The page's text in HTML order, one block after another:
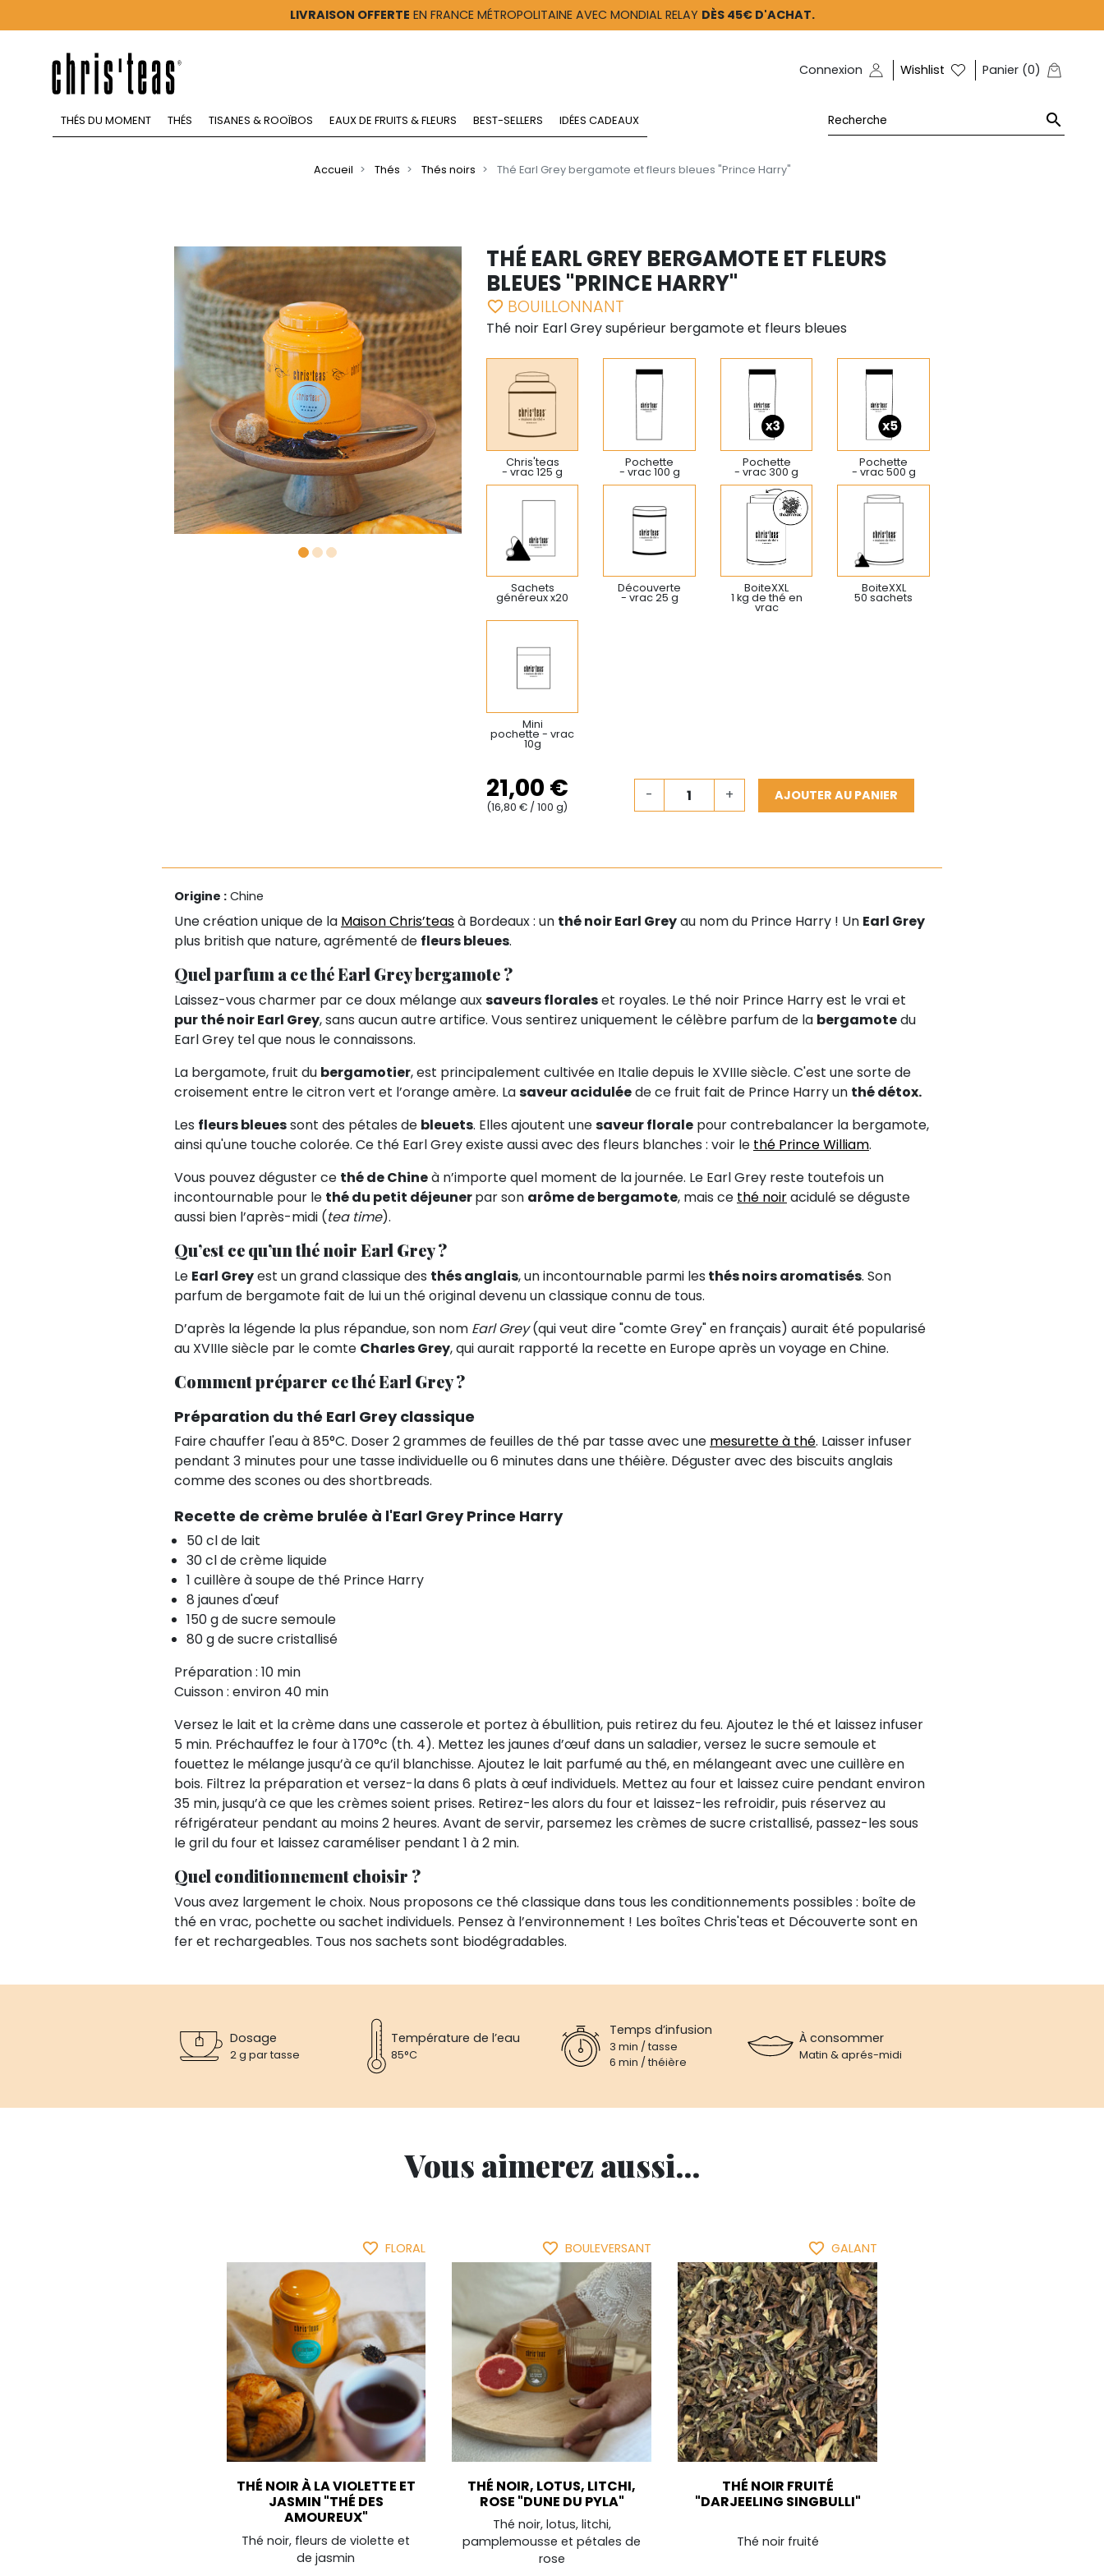
LIVRAISON OFFERTE EN FRANCE MÉTROPOLITAINE AVEC MONDIAL RELAY DÈS 45€ D'ACHAT.
Connexion Wishlist Panier (0)
THÉS DU MOMENT THÉS TISANES & ROOÏBOS EAUX DE FRUITS & FLEURS BEST-SELLERS IDÉES CADEAUX 
Accueil Thés Thés noirs Thé Earl Grey bergamote et fleurs bleues "Prince Harry"
THÉ EARL GREY BERGAMOTE ET FLEURS
BLEUES "PRINCE HARRY"
favorite_border BOUILLONNANT
Thé noir Earl Grey supérieur bergamote et fleurs bleues
Chris'teas
- vrac 125 g
Pochette
- vrac 100 g
Pochette
- vrac 300 g
Pochette
- vrac 500 g
Sachets
généreux x20
Découverte
- vrac 25 g
BoiteXXL
1 kg de thé en
vrac
BoiteXXL
50 sachets
Mini
pochette - vrac
10g
21,00 €
(16,80 € / 100 g)
- + AJOUTER AU PANIER
Origine : Chine
Une création unique de la Maison Chris’teasà Bordeaux : un thé noir Earl Greyau nom du Prince Harry ! Un Earl Grey
plus british que nature, agrémenté de fleurs bleues.
Quel parfum a ce thé Earl Grey bergamote ?
Laissez-vous charmer par ce doux mélange auxsaveurs floraleset royales. Le thé noir Prince Harry est le vrai et
pur thé noir Earl Grey, sans aucun autre artifice. Vous sentirez uniquement le célèbre parfum de la bergamotedu
Earl Grey tel que nous le connaissons.
La bergamote, fruit du bergamotier, est principalement cultivée en Italie depuis le XVIIIe siècle. C'est une sorte de
croisement entre le citron vert et l’orange amère. Lasaveur aciduléede ce fruit fait de Prince Harry un thé détox.
Les fleurs bleuessont des pétales de bleuets. Elles ajoutent unesaveur florale pour contrebalancer la bergamote,
ainsi qu'une touche colorée. Ce thé Earl Grey existe aussi avec des fleurs blanches : voir le thé Prince William.
Vous pouvez déguster ce thé de Chineà n’importe quel moment de la journée. Le Earl Grey reste toutefois un
incontournable pour le thé du petit déjeunerpar son arôme de bergamote, mais ce thé noiracidulé se déguste
aussi bien l’après-midi (tea time).
Qu’est ce qu’un thé noir Earl Grey ?
Le Earl Greyest un grand classique des thés anglais, un incontournable parmi les thés noirs aromatisés. Son
parfum de bergamote fait de lui un thé original devenu un classique connu de tous.
D’après la légende la plus répandue, son nom Earl Grey(qui veut dire "comte Grey" en français) aurait été popularisé
au XVIIIe siècle par le comte Charles Grey, qui aurait rapporté la recette en Europe après un voyage en Chine.
Comment préparer ce thé Earl Grey ?
Préparation du thé Earl Grey classique
Faire chauffer l'eau à 85°C. Doser 2 grammes de feuilles de thé par tasse avec une mesurette à thé. Laisser infuser
pendant 3 minutes pour une tasse individuelle ou 6 minutes dans une théière. Déguster avec des biscuits anglais
comme des scones ou des shortbreads.
Recette de crème brulée à l'Earl Grey Prince Harry
50 cl de lait
30 cl de crème liquide
1 cuillère à soupe de thé Prince Harry
8 jaunes d'œuf
150 g de sucre semoule
80 g de sucre cristallisé
Préparation : 10 min
Cuisson : environ 40 min
Versez le lait et la crème dans une casserole et portez à ébullition, puis retirez du feu. Ajoutez le thé et laissez infuser
5 min. Préchauffez le four à 170°c (th. 4). Mettez les jaunes d’œuf dans un saladier, versez le sucre semoule et
fouettez le mélange jusqu’à ce qu’il blanchisse. Ajoutez le lait parfumé au thé, en mélangeant avec une cuillère en
bois. Filtrez la préparation et versez-la dans 6 plats à œuf individuels. Mettez au four et laissez cuire pendant environ
35 min, jusqu’à ce que les crèmes soient prises. Retirez-les alors du four et laissez-les refroidir, puis réservez au
réfrigérateur pendant au moins 2 heures. Avant de servir, parsemez les crèmes de sucre cristallisé, passez-les sous
le gril du four et laissez caraméliser pendant 1 à 2 min.
Quel conditionnement choisir ?
Vous avez largement le choix. Nous proposons ce thé classique dans tous les conditionnements possibles : boîte de
thé en vrac, pochette ou sachet individuels. Pensez à l’environnement ! Les boîtes Chris'teas et Découverte sont en
fer et rechargeables. Tous nos sachets sont biodégradables.
Dosage
2 g par tasse
Température de l’eau
85°C
Temps d’infusion
3 min / tasse
6 min / théière
À consommer
Matin & aprés-midi
Vous aimerez aussi...
favorite_border FLORAL
THÉ NOIR À LA VIOLETTE ET
JASMIN "THÉ DES
AMOUREUX"
Thé noir, fleurs de violette et
de jasmin
favorite_border BOULEVERSANT
THÉ NOIR, LOTUS, LITCHI,
ROSE "DUNE DU PYLA"
Thé noir, lotus, litchi,
pamplemousse et pétales de
rose
favorite_border GALANT
THÉ NOIR FRUITÉ
"DARJEELING SINGBULLI"
Thé noir fruité